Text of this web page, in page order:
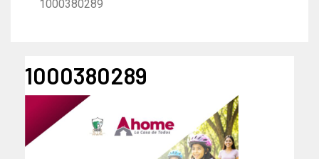
1000380289
1000380289